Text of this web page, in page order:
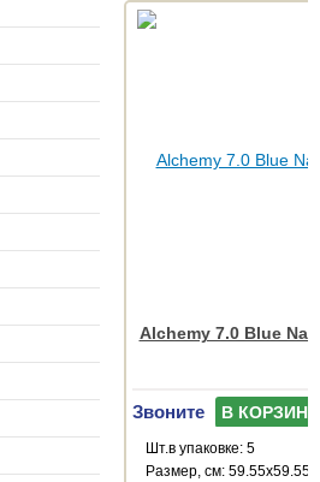
Alchemy 7.0 Blue
Звоните В КОРЗИНУ
Шт.в упаковке: 5
Размер, см: 59.55x59.55